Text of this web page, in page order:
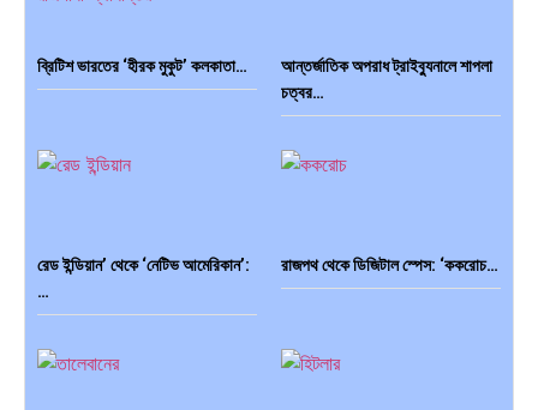
পূর্ব ইউরোপ বনাম তুরস্ক: শত…
পৃথিবীতে বর্তমানে মোট দেশের সংখ্যা…
ব্রিটিশ ভারতের ‘হীরক মুকুট’ কলকাতা…
আন্তর্জাতিক অপরাধ ট্রাইব্যুনালে শাপলা
চত্বর…
রেড ইন্ডিয়ান’ থেকে ‘নেটিভ আমেরিকান’:
…
রাজপথ থেকে ডিজিটাল স্পেস: ‘ককরোচ…